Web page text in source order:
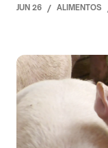
JUN 26 / ALIMENTOS